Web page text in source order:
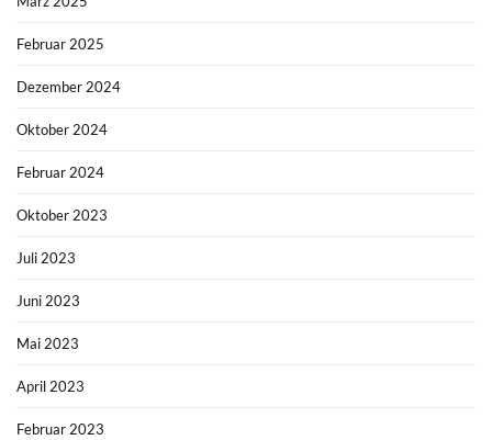
Februar 2025
Dezember 2024
Oktober 2024
Februar 2024
Oktober 2023
Juli 2023
Juni 2023
Mai 2023
April 2023
Februar 2023